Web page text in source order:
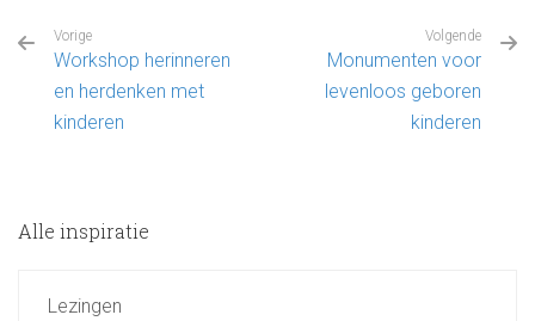
Vorige
Workshop herinneren
en herdenken met
kinderen
Volgende
Monumenten voor
levenloos geboren
kinderen
Alle inspiratie
Lezingen